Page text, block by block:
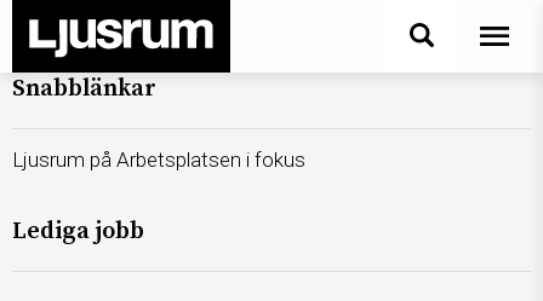
Snabblänkar
Ljusrum på Arbetsplatsen i fokus
Lediga jobb